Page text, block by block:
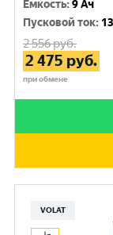
Емкость:9 Ач
Пусковой ток:
2 556руб.
2 475 руб.
при обмене
VOLAT